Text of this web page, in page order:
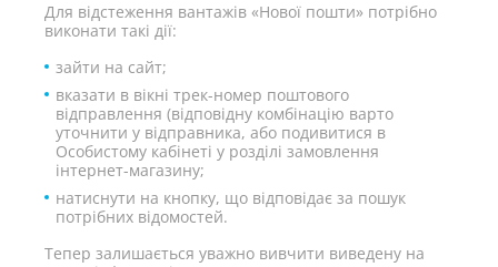
Для відстеження вантажів «Нової пошти» потрібно
виконати такі дії:
зайти на сайт;
вказати в вікні трек-номер поштового
відправлення (відповідну комбінацію варто
уточнити у відправника, або подивитися в
Особистому кабінеті у розділі замовлення
інтернет-магазину;
натиснути на кнопку, що відповідає за пошук
потрібних відомостей.
Тепер залишається уважно вивчити виведену на